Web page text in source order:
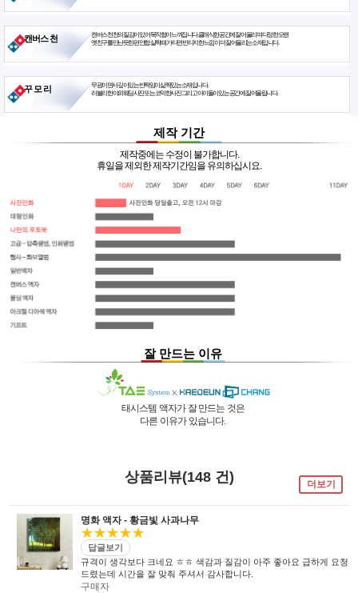
캔버스 천
캔버스천 천의 질감이 있어 묵직함이 느껴집니다. 클래식한 공간에 잘 어울리며 다정한 오랜
옛친구를 만난듯한 편안함. 살짝 때가 타면 빈티지한 느낌이 더 잘 어울리는 소재입니다.
꾸 모 리
무광이면서 깊이있는 반짝임이 삶짝있는 소재입니다.
러블리한 야외웨딩사진 또는 코믹한사진 그리고 아이들이 있는 공간에 잘 어울립니다.
제작 기간
제작중에는 수정이 불가합니다.
휴일을 제외한 제작기간임을 유의하십시요.
잘 만드는 이유
태시스템 액자가 잘 만드는 것은
다른 이유가 있습니다.
독자기술의 작업 방법과 소재 그리고
숙련된 작업자들로 구성되어있는 회사이며
액자를 만드는 전 공정의 기계를
국내 실정에 맞게 재구성 및 개발하여
세계 각국에 기계수출은 물론 기술지원을
사진UV 코팅기, 벨벳 코팅기,
뒷묻음 방지 방법을상품리뷰(148 건) 더보기
명화 액자 - 황금빛 사과나무
★★★★★
답글보기
규격이 생각보다 크네요 ㅎㅎ 색감과 질감이 아주 좋아요 급하게 요청
드렸는데 시간을 잘 맞춰 주셔서 감사합니다.
구매자